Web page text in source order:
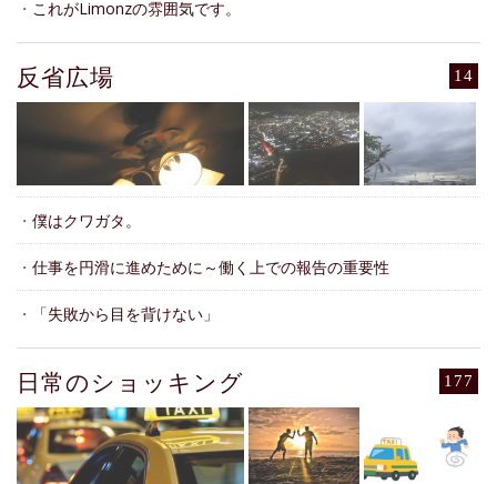
・ これがLimonzの雰囲気です。
14
反省広場
・ 僕はクワガタ。
・ 仕事を円滑に進めために～働く上での報告の重要性
・ 「失敗から目を背けない」
177
日常のショッキング